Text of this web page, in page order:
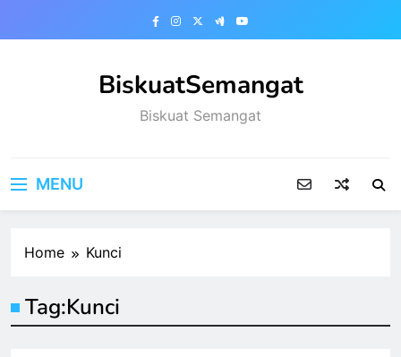
BiskuatSemangat
Biskuat Semangat
MENU
Home Kunci
Tag:Kunci